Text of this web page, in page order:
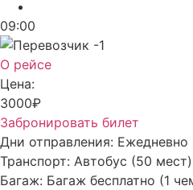
09:00
О рейсе
Цена:
3000₽
Забронировать билет
Дни отправления: Ежедневно
Транспорт: Автобус (50 мест)
Багаж: Багаж бесплатно (1